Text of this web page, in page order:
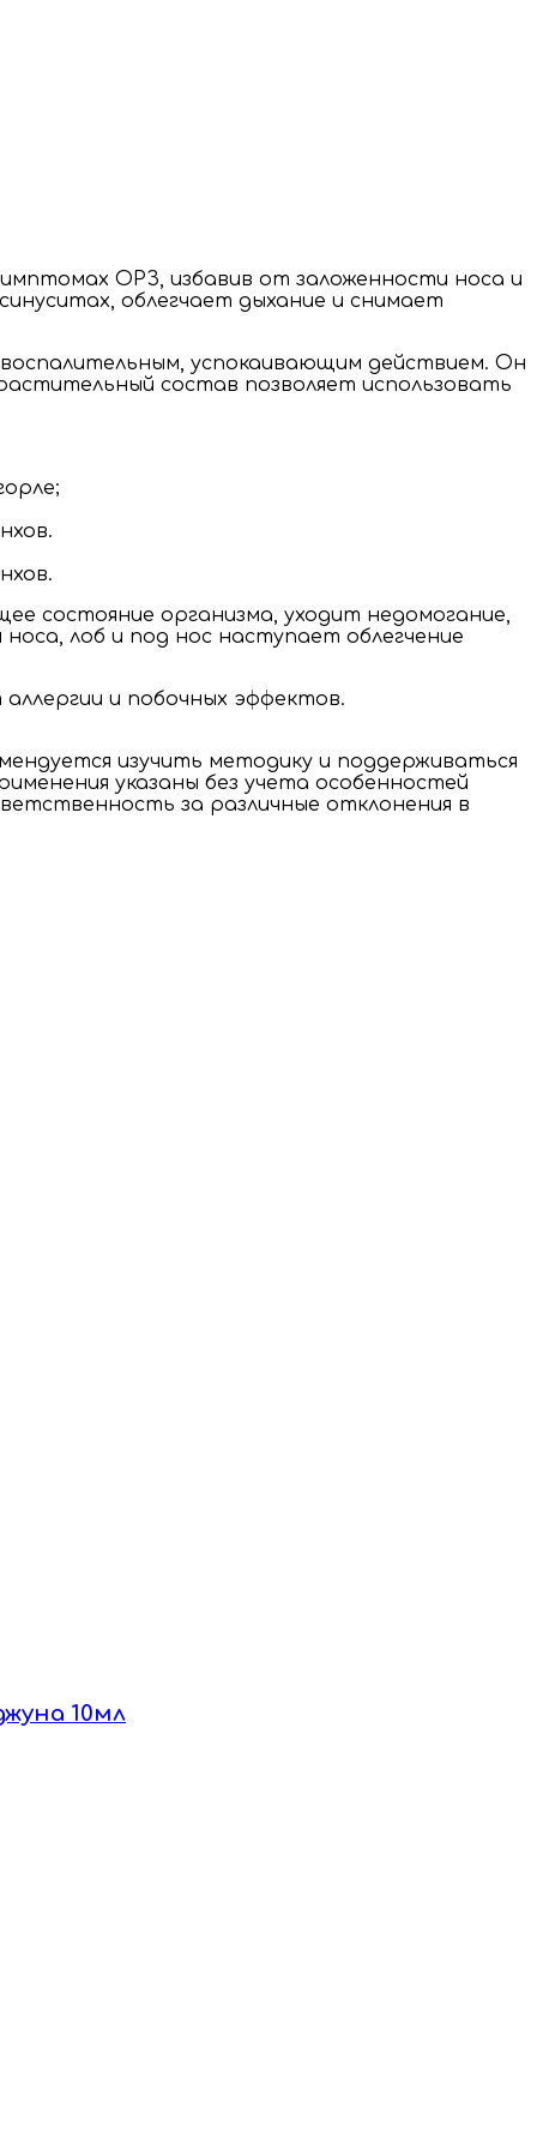
ОРЗ, избавив от заложенности носа и
облегчает дыхание и снимает
успокаивающим действием. Он
состав позволяет использовать
состояние организма, уходит недомогание,
лоб и под нос наступает облегчение
и побочных эффектов.
изучить методику и поддерживаться
указаны без учета особенностей
за различные отклонения в
10мл